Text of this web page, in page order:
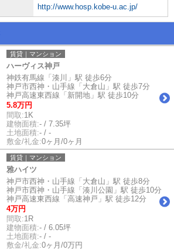
http://www.hosp.kobe-u.ac.jp/
賃貸｜マンション
ハーヴィス神戸
神鉄有馬線「湊川」駅 徒歩6分
神戸市西神・山手線「大倉山」駅 徒歩7分
神戸高速東西線「新開地」駅 徒歩10分
5.8万円
間取:1K
建物面積:- / 7.35坪
土地面積:- / -
敷金/礼金:0ヶ月/0ヶ月
賃貸｜マンション
雅ハイツ
神戸市西神・山手線「大倉山」駅 徒歩8分
神戸市西神・山手線「湊川公園」駅 徒歩10分
神戸高速東西線「高速神戸」駅 徒歩12分
4万円
間取:1R
建物面積:- / 6.05坪
土地面積:- / -
敷金/礼金:0ヶ月/0万円